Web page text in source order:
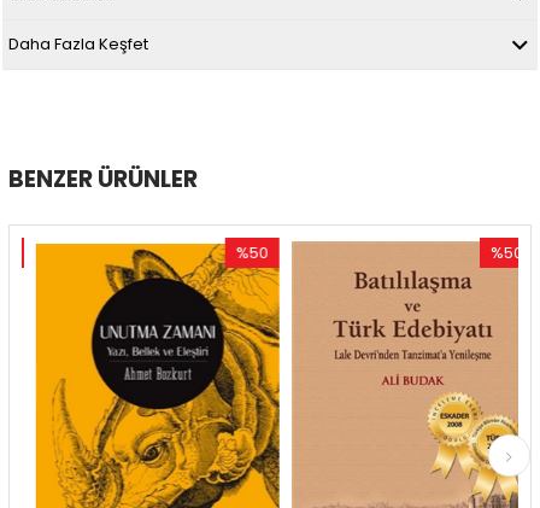
Daha Fazla Keşfet
BENZER ÜRÜNLER
%50
İndirim
%50İndirim
%50
İndirim